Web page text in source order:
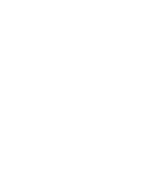
hlási na
predaných
Fenerbahce